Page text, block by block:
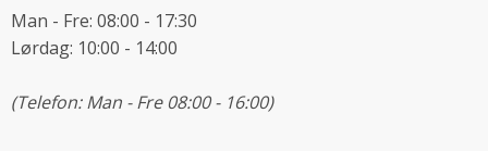
Man - Fre: 08:00 - 17:30
Lørdag: 10:00 - 14:00
(Telefon: Man - Fre 08:00 - 16:00)